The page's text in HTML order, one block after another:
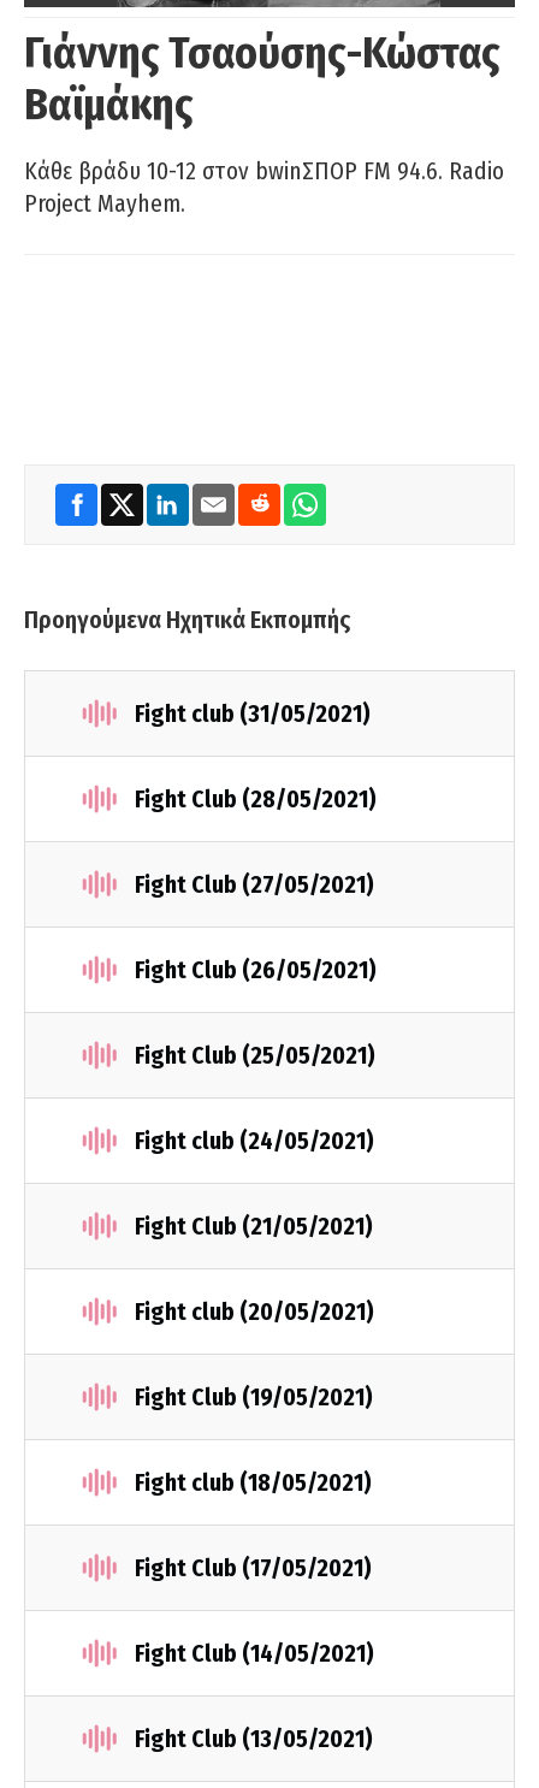
Γιάννης Τσαούσης-Κώστας
Βαϊμάκης
Κάθε βράδυ 10-12 στον bwinΣΠΟΡ FM 94.6. Radio
Project Mayhem.
Προηγούμενα Ηχητικά Εκπομπής
Fight club (31/05/2021)
Fight Club (28/05/2021)
Fight Club (27/05/2021)
Fight Club (26/05/2021)
Fight Club (25/05/2021)
Fight club (24/05/2021)
Fight Club (21/05/2021)
Fight club (20/05/2021)
Fight Club (19/05/2021)
Fight club (18/05/2021)
Fight Club (17/05/2021)
Fight Club (14/05/2021)
Fight Club (13/05/2021)